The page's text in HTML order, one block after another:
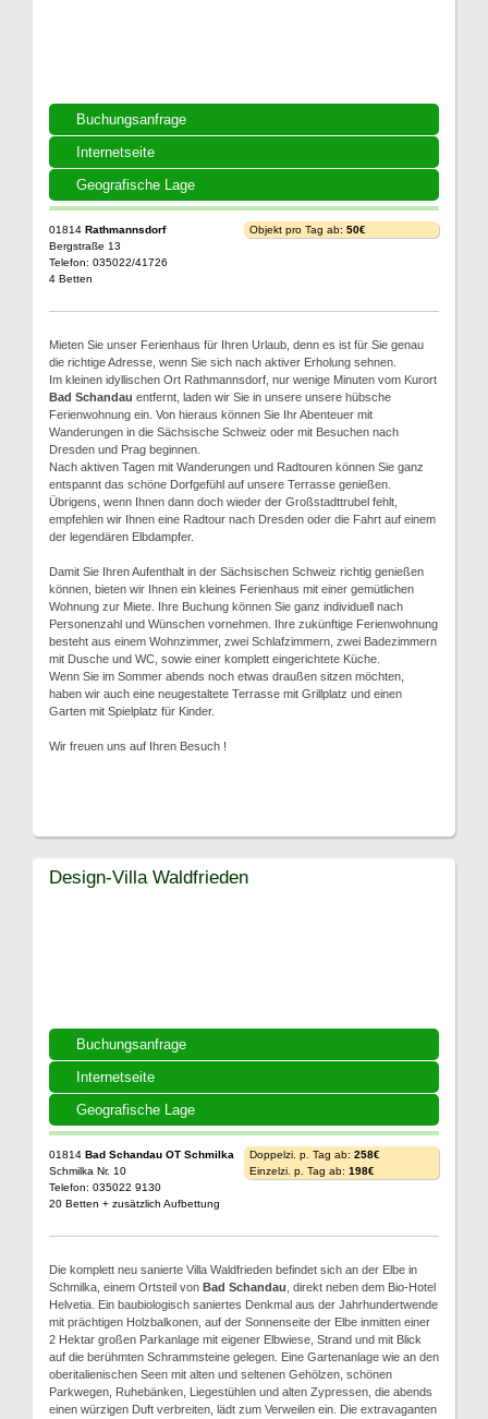
Buchungsanfrage
Internetseite
Geografische Lage
01814 Rathmannsdorf
Bergstraße 13
Telefon: 035022/41726
4 Betten
Objekt pro Tag ab: 50€
Mieten Sie unser Ferienhaus für Ihren Urlaub, denn es ist für Sie genau
die richtige Adresse, wenn Sie sich nach aktiver Erholung sehnen.
Im kleinen idyllischen Ort Rathmannsdorf, nur wenige Minuten vom Kurort
Bad Schandau entfernt, laden wir Sie in unsere unsere hübsche
Ferienwohnung ein. Von hieraus können Sie Ihr Abenteuer mit
Wanderungen in die Sächsische Schweiz oder mit Besuchen nach
Dresden und Prag beginnen.
Nach aktiven Tagen mit Wanderungen und Radtouren können Sie ganz
entspannt das schöne Dorfgefühl auf unsere Terrasse genießen.
Übrigens, wenn Ihnen dann doch wieder der Großstadttrubel fehlt,
empfehlen wir Ihnen eine Radtour nach Dresden oder die Fahrt auf einem
der legendären Elbdampfer.
Damit Sie Ihren Aufenthalt in der Sächsischen Schweiz richtig genießen
können, bieten wir Ihnen ein kleines Ferienhaus mit einer gemütlichen
Wohnung zur Miete. Ihre Buchung können Sie ganz individuell nach
Personenzahl und Wünschen vornehmen. Ihre zukünftige Ferienwohnung
besteht aus einem Wohnzimmer, zwei Schlafzimmern, zwei Badezimmern
mit Dusche und WC, sowie einer komplett eingerichtete Küche.
Wenn Sie im Sommer abends noch etwas draußen sitzen möchten,
haben wir auch eine neugestaltete Terrasse mit Grillplatz und einen
Garten mit Spielplatz für Kinder.
Wir freuen uns auf Ihren Besuch !
Buchungsanfrage
Internetseite
Geografische Lage
Design-Villa Waldfrieden
01814 Bad Schandau OT Schmilka
Schmilka Nr. 10
Telefon: 035022 9130
20 Betten + zusätzlich Aufbettung
Doppelzi. p. Tag ab: 258€
Einzelzi. p. Tag ab: 198€
Die komplett neu sanierte Villa Waldfrieden befindet sich an der Elbe in
Schmilka, einem Ortsteil von Bad Schandau , direkt neben dem Bio-Hotel
Helvetia. Ein baubiologisch saniertes Denkmal aus der Jahrhundertwende
mit prächtigen Holzbalkonen, auf der Sonnenseite der Elbe inmitten einer
2 Hektar großen Parkanlage mit eigener Elbwiese, Strand und mit Blick
auf die berühmten Schrammsteine gelegen. Eine Gartenanlage wie an den
oberitalienischen Seen mit alten und seltenen Gehölzen, schönen
Parkwegen, Ruhebänken, Liegestühlen und alten Zypressen, die abends
einen würzigen Duft verbreiten, lädt zum Verweilen ein. Die extravaganten